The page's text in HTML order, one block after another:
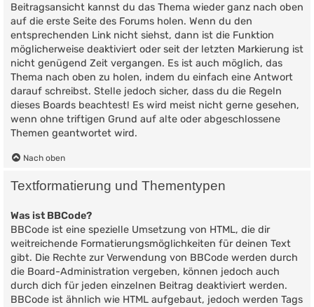
Beitragsansicht kannst du das Thema wieder ganz nach oben
auf die erste Seite des Forums holen. Wenn du den
entsprechenden Link nicht siehst, dann ist die Funktion
möglicherweise deaktiviert oder seit der letzten Markierung ist
nicht genügend Zeit vergangen. Es ist auch möglich, das
Thema nach oben zu holen, indem du einfach eine Antwort
darauf schreibst. Stelle jedoch sicher, dass du die Regeln
dieses Boards beachtest! Es wird meist nicht gerne gesehen,
wenn ohne triftigen Grund auf alte oder abgeschlossene
Themen geantwortet wird.
Nach oben
Textformatierung und Thementypen
Was ist BBCode?
BBCode ist eine spezielle Umsetzung von HTML, die dir
weitreichende Formatierungsmöglichkeiten für deinen Text
gibt. Die Rechte zur Verwendung von BBCode werden durch
die Board-Administration vergeben, können jedoch auch
durch dich für jeden einzelnen Beitrag deaktiviert werden.
BBCode ist ähnlich wie HTML aufgebaut, jedoch werden Tags